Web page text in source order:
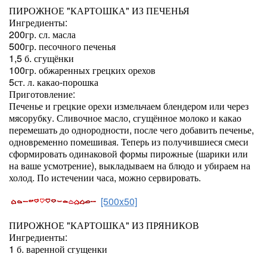
ПИРОЖНОЕ "КАРТОШКА" ИЗ ПЕЧЕНЬЯ
Ингредиенты:
200гр. сл. масла
500гр. песочного печенья
1,5 б. сгущёнки
100гр. обжаренных грецких орехов
5ст. л. какао-порошка
Приготовление:
Печенье и грецкие орехи измельчаем блендером или через
мясорубку. Сливочное масло, сгущённое молоко и какао
перемешать до однородности, после чего добавить печенье,
одновременно помешивая. Теперь из получившиеся смеси
сформировать одинаковой формы пирожные (шарики или
на ваше усмотрение), выкладываем на блюдо и убираем на
холод. По истечении часа, можно сервировать.
[500x50]
ПИРОЖНОЕ "КАРТОШКА" ИЗ ПРЯНИКОВ
Ингредиенты:
1 б. варенной сгущенки